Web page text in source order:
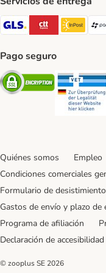
GLS Shipping
Pago seguro
Security
Quiénes somos Empleo
Condiciones comerciales
Formulario de desistimiento
Gastos de envío y plazo de
Programa de afiliación
Declaración de accesibilidad
© zooplus SE 2026